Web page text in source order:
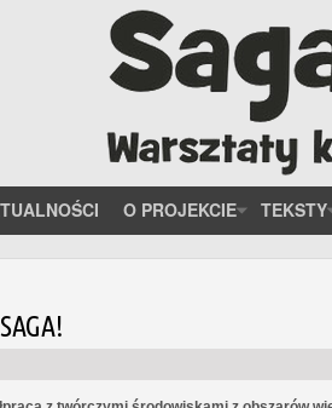
O PROJEKCIE TEKSTY